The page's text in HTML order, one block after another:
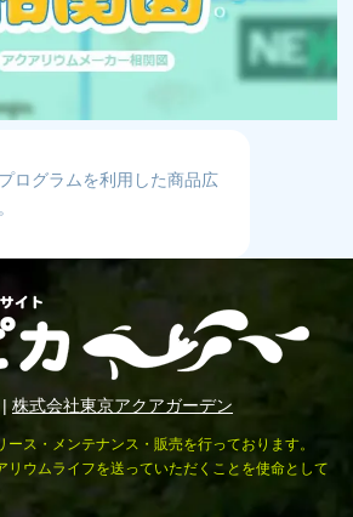
ログラムを利用した商品広
株式会社東京アクアガーデン
ス・メンテナンス・販売を行っております。
リウムライフを送っていただくことを使命として